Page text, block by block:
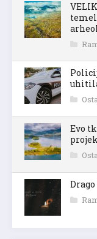
Evo
Drago